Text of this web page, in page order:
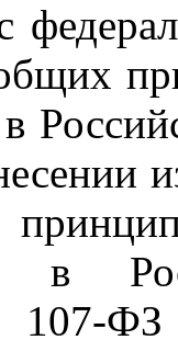
в
ФЗ